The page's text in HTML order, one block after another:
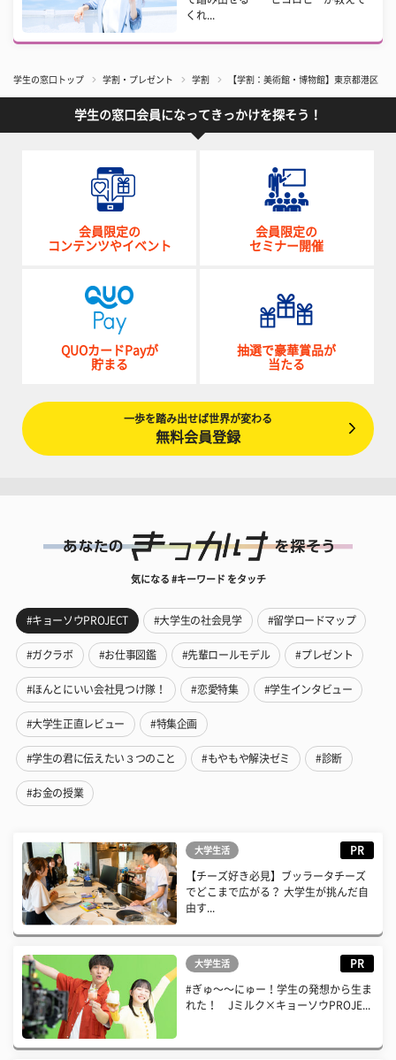
くれ...
学生の窓口トップ 学割・プレゼント 学割 【学割：美術館・博物館】東京都港区「
学生の窓口会員になってきっかけを探そう！
会員限定の
コンテンツやイベント
会員限定の
セミナー開催
QUOカードPayが
貯まる
抽選で豪華賞品が
当たる
一歩を踏み出せば世界が変わる
無料会員登録
気になる #キーワード をタッチ
#キョーソウPROJECT #大学生の社会見学 #留学ロードマップ
#ガクラボ #お仕事図鑑 #先輩ロールモデル #プレゼント
#ほんとにいい会社見つけ隊！ #恋愛特集 #学生インタビュー
#大学生正直レビュー #特集企画
#学生の君に伝えたい３つのこと #もやもや解決ゼミ #診断
#お金の授業
大学生活 PR
【チーズ好き必見】ブッラータチーズ
でどこまで広がる？ 大学生が挑んだ自
由す...
大学生活 PR
#ぎゅ〜〜にゅー！学生の発想から生ま
れた！ Jミルク×キョーソウPROJE...